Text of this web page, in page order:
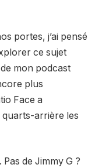
portes, j’ai pensé
ce sujet
mon podcast
plus
Face a
quarts-arrière les
de Jimmy G ?